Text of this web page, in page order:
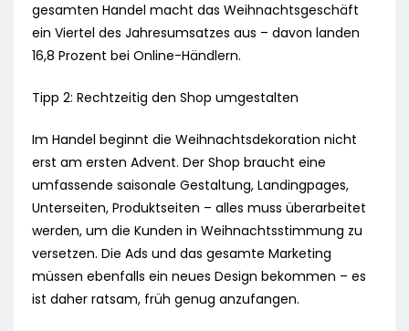
gesamten Handel macht das Weihnachtsgeschäft
ein Viertel des Jahresumsatzes aus – davon landen
16,8 Prozent bei Online-Händlern.
Tipp 2: Rechtzeitig den Shop umgestalten
Im Handel beginnt die Weihnachtsdekoration nicht
erst am ersten Advent. Der Shop braucht eine
umfassende saisonale Gestaltung, Landingpages,
Unterseiten, Produktseiten – alles muss überarbeitet
werden, um die Kunden in Weihnachtsstimmung zu
versetzen. Die Ads und das gesamte Marketing
müssen ebenfalls ein neues Design bekommen – es
ist daher ratsam, früh genug anzufangen.